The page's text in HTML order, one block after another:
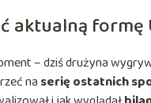
aktualną formę
– dziś drużyna
na serię ostatnich